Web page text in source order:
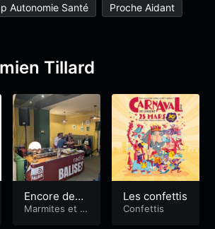
Autonomie Santé Proche Aidant
Tillard
Encore des
nouilles !
Marmites et m
Les confettis
Confettis